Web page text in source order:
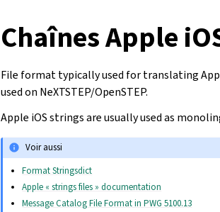
Chaînes Apple
File format typically used for translating
used on NeXTSTEP/OpenSTEP.
Apple iOS strings are usually used as
Voir aussi
Format Stringsdict
Apple « strings files » documentation
Message Catalog File Format in PWG 5100.13